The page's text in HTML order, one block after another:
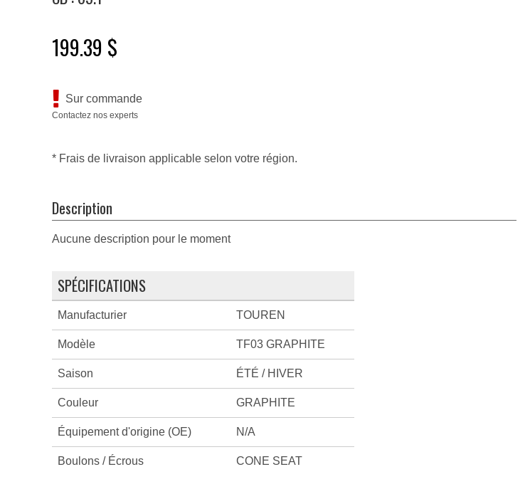
199.39 $
Sur commande
Contactez nos experts
* Frais de livraison applicable selon votre région.
Description
Aucune description pour le moment
SPÉCIFICATIONS
Manufacturier TOUREN
Modèle TF03 GRAPHITE
Saison ÉTÉ / HIVER
Couleur GRAPHITE
Équipement d'origine (OE) N/A
Boulons / Écrous CONE SEAT